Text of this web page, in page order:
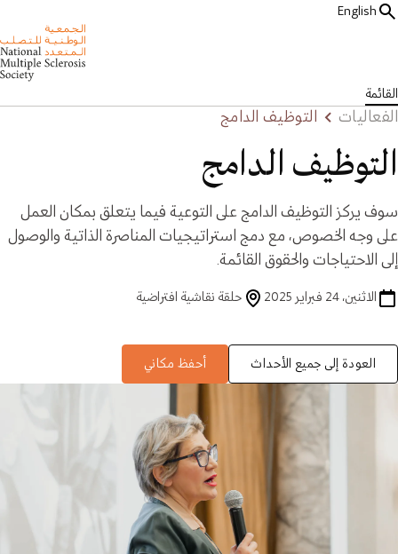
English
القائمة
الفعاليات التوظيف الدامج
التوظيف الدامج
سوف يركز التوظيف الدامج على التوعية فيما يتعلق بمكان العمل
على وجه الخصوص، مع دمج استراتيجيات المناصرة الذاتية والوصول
إلى الاحتياجات والحقوق القائمة.
الاثنين، 24 فبراير 2025 حلقة نقاشية افتراضية
العودة إلى جميع الأحداث أحفظ مكاني